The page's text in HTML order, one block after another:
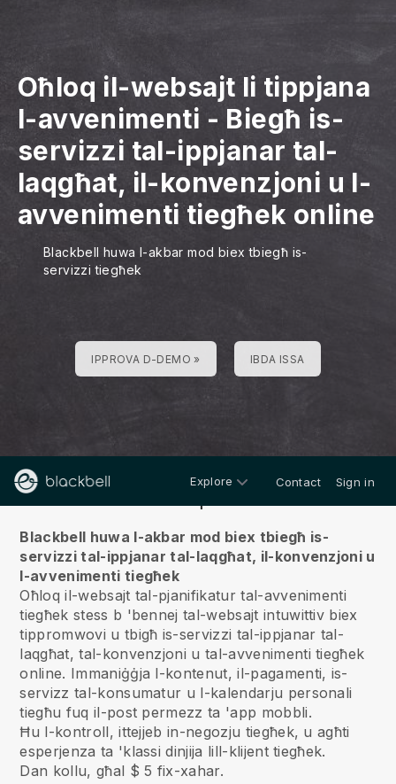
Oħloq il-websajt li tippjana
l-avvenimenti - Biegħ is-
servizzi tal-ippjanar tal-
laqgħat, il-konvenzjoni u l-
avvenimenti tiegħek online
Blackbell huwa l-akbar mod biex tbiegħ is-
servizzi tiegħek
IPPROVA D-DEMO » IBDA ISSA
Explore Contact Sign in
Blackbell huwa l-akbar mod biex tbiegħ is-
servizzi tal-ippjanar tal-laqgħat, il-konvenzjoni u
l-avvenimenti tiegħek
Oħloq il-websajt tal-pjanifikatur tal-avvenimenti
tiegħek stess b 'bennej tal-websajt intuwittiv biex
tippromwovi u tbigħ is-servizzi tal-ippjanar tal-
laqgħat, tal-konvenzjoni u tal-avvenimenti tiegħek
online. Immaniġġja l-kontenut, il-pagamenti, is-
servizz tal-konsumatur u l-kalendarju personali
tiegħu fuq il-post permezz ta 'app mobbli.
Ħu l-kontroll, ittejjeb in-negozju tiegħek, u agħti
esperjenza ta 'klassi dinjija lill-klijent tiegħek.
Dan kollu, għal $ 5 fix-xahar.